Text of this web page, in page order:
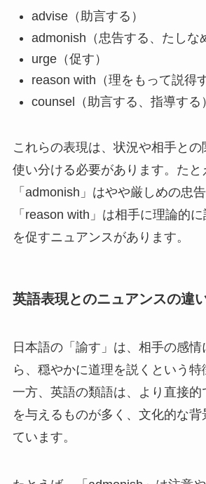
advise（助言する）
admonish（忠告する、たしな
urge（促す）
reason with（理をもって説得
counsel（助言する、指導する）
これらの表現は、状況や相手との
使い分ける必要があります。たと
「admonish」はやや厳しめの忠告
「reason with」は相手に理論的
を促すニュアンスがあります。
英語表現とのニュアンスの違
日本語の「諭す」は、相手の感
ら、穏やかに道理を説くという特
一方、英語の類語は、より直接的
を与えるものが多く、文化的な
ています。